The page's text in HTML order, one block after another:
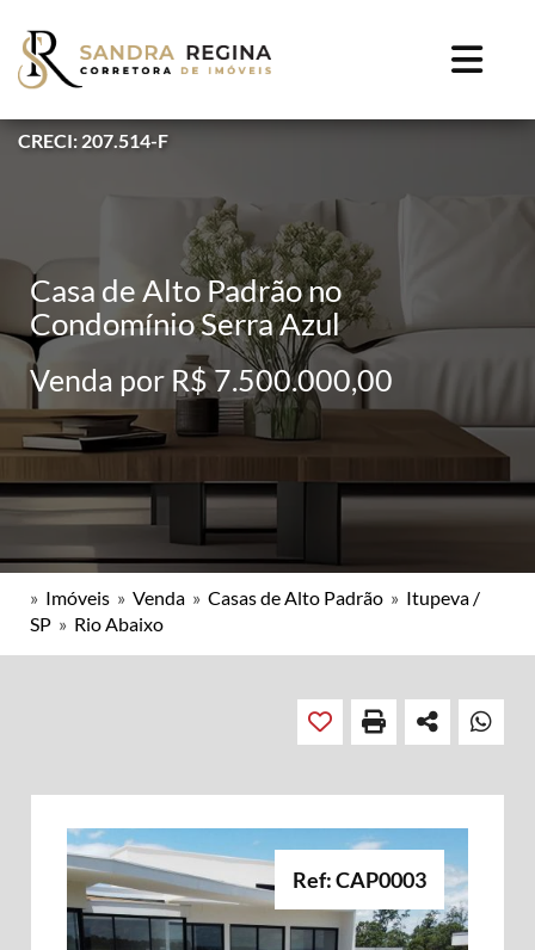
CRECI: 207.514-F
Casa de Alto Padrão no
Condomínio Serra Azul
Venda por R$ 7.500.000,00
» Imóveis » Venda » Casas de Alto Padrão » Itupeva /
SP » Rio Abaixo
Ref: CAP0003